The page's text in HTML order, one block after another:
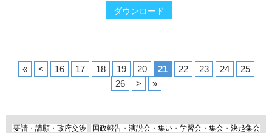
ダウンロード
« < 16 17 18 19 20 21 22 23 24
25
26
> »
要請・請願・政府交渉
国政報告・演説会・集い・学習会・集会・決起集会